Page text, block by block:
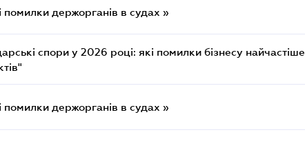
помилки держорганів в судах »
спори у 2026 році: які помилки бізнесу найчастіше
помилки держорганів в судах »